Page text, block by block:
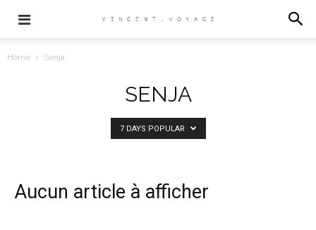
Home Senja
SENJA
7 DAYS POPULAR
Aucun article à afficher